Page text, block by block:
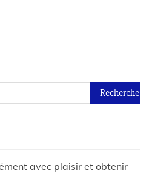
avec plaisir et obtenir